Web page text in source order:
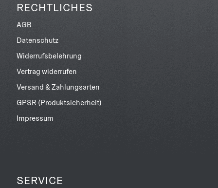
RECHTLICHES
AGB
Datenschutz
Widerrufsbelehrung
Vertrag widerrufen
Versand & Zahlungsarten
GPSR (Produktsicherheit)
Impressum
SERVICE